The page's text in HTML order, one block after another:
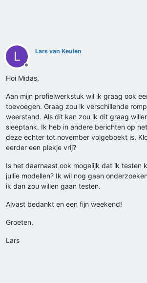
L
Offline
Lars van Keulen
Hoi Midas,
Aan mijn profielwerkstuk wil ik graag ook
toevoegen. Graag zou ik verschillende
weerstand. Als dit kan zou ik dit graag
sleeptank. Ik heb in andere berichten op
deze echter tot november volgeboekt is.
eerder een plekje vrij?
Is het daarnaast ook mogelijk dat ik testen
jullie modellen? Ik wil nog gaan
ik dan zou willen gaan testen.
Alvast bedankt en een fijn weekend!
Groeten,
Lars